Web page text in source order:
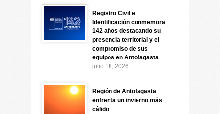
Registro Civil e
Identificación conmemora
142 años destacando su
presencia territorial y el
compromiso de sus
equipos en Antofagasta
julio 18, 2026
Región de Antofagasta
enfrenta un invierno más
cálido